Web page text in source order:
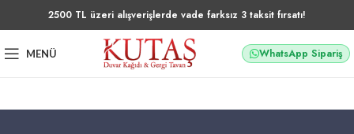
2500 TL üzeri alışverişlerde vade farksız 3 taksit fırsatı!
MENÜ WhatsApp Sipariş